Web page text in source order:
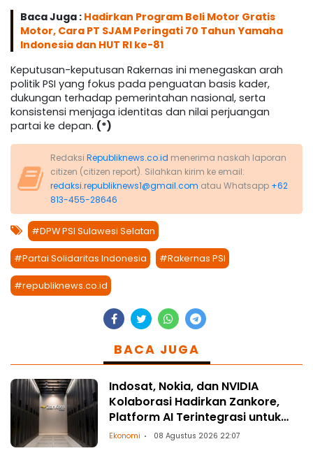
Baca Juga : Hadirkan Program Beli Motor Gratis
Motor, Cara PT SJAM Peringati 70 Tahun Yamaha
Indonesia dan HUT RI ke-81
Keputusan-keputusan Rakernas ini menegaskan arah
politik PSI yang fokus pada penguatan basis kader,
dukungan terhadap pemerintahan nasional, serta
konsistensi menjaga identitas dan nilai perjuangan
partai ke depan. (*)
Redaksi Republiknews.co.id menerima naskah laporan
citizen (citizen report). Silahkan kirim ke email:
redaksi.republiknews1@gmail.com atau Whatsapp +62
813-455-28646
#DPW PSI Sulawesi Selatan
#Partai Solidaritas Indonesia #Rakernas PSI
#republiknews.co.id
BACA JUGA
Indosat, Nokia, dan NVIDIA
Kolaborasi Hadirkan Zankore,
Platform AI Terintegrasi untuk
Asia-Pasifik
Ekonomi 08 Agustus 2026 22:07